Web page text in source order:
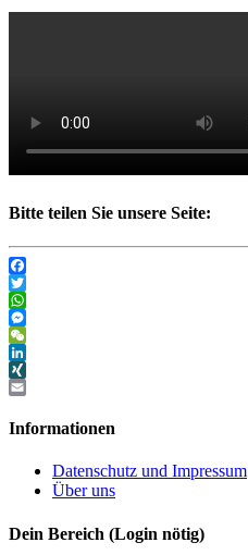
Bitte teilen Sie unsere Seite:
Facebook
Twitter
WhatsApp
Messenger
WeChat
LinkedIn
XING
Informationen
Datenschutz und Impressum
Über uns
Dein Bereich (Login nötig)